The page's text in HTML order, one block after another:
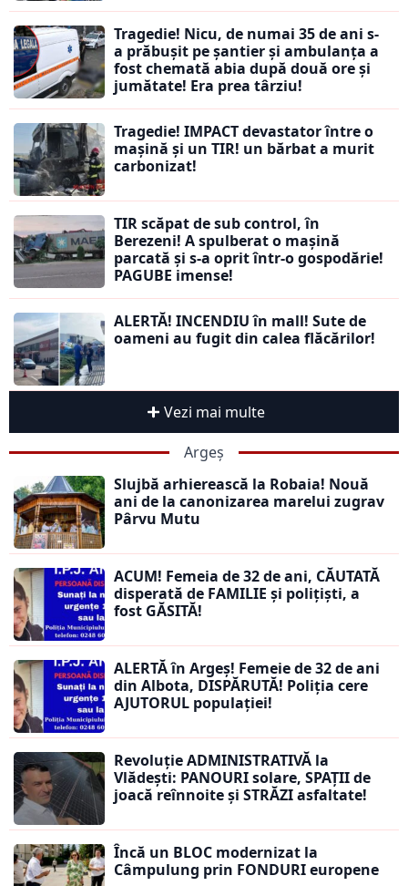
Tragedie! Nicu, de numai 35 de ani s-
a prăbușit pe șantier și ambulanța a
fost chemată abia după două ore și
jumătate! Era prea târziu!
Tragedie! IMPACT devastator între o
mașină și un TIR! un bărbat a murit
carbonizat!
TIR scăpat de sub control, în
Berezeni! A spulberat o mașină
parcată și s-a oprit într-o gospodărie!
PAGUBE imense!
ALERTĂ! INCENDIU în mall! Sute de
oameni au fugit din calea flăcărilor!
Vezi mai multe
Argeș
Slujbă arhierească la Robaia! Nouă
ani de la canonizarea marelui zugrav
Pârvu Mutu
ACUM! Femeia de 32 de ani, CĂUTATĂ
disperată de FAMILIE și polițiști, a
fost GĂSITĂ!
ALERTĂ în Argeș! Femeie de 32 de ani
din Albota, DISPĂRUTĂ! Poliția cere
AJUTORUL populației!
Revoluție ADMINISTRATIVĂ la
Vlădești: PANOURI solare, SPAȚII de
joacă reînnoite și STRĂZI asfaltate!
Încă un BLOC modernizat la
Câmpulung prin FONDURI europene